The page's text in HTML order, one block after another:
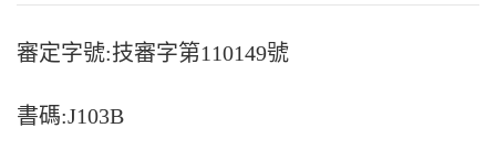
審定字號:技審字第110149號
書碼:J103B